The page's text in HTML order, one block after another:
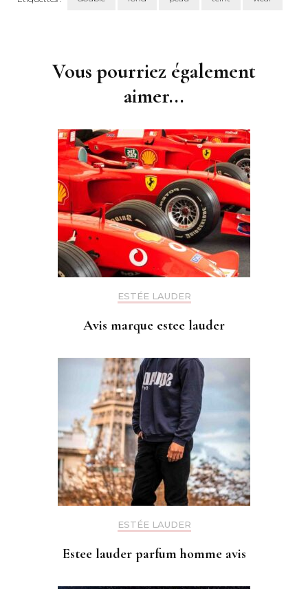
Vous pourriez également
aimer...
ESTÉE LAUDER
Avis marque estee lauder
ESTÉE LAUDER
Estee lauder parfum homme avis